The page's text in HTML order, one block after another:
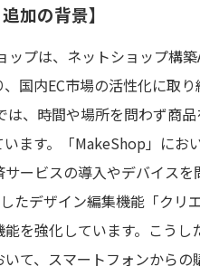
加の背景】
ップは、ネットショップ構
国内EC市場の活性化に取り
は、時間や場所を問わず商
ます。「MakeShop」に
ービスの導入やデバイス
たデザイン編集機能「クリ
を強化しています。こう
いて、スマートフォンから